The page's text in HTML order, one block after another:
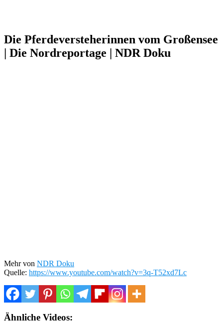
Die Pferdeversteherinnen vom Großensee
| Die Nordreportage | NDR Doku
Mehr von NDR Doku
Quelle: https://www.youtube.com/watch?v=3q-T52xd7Lc
Ähnliche Videos: